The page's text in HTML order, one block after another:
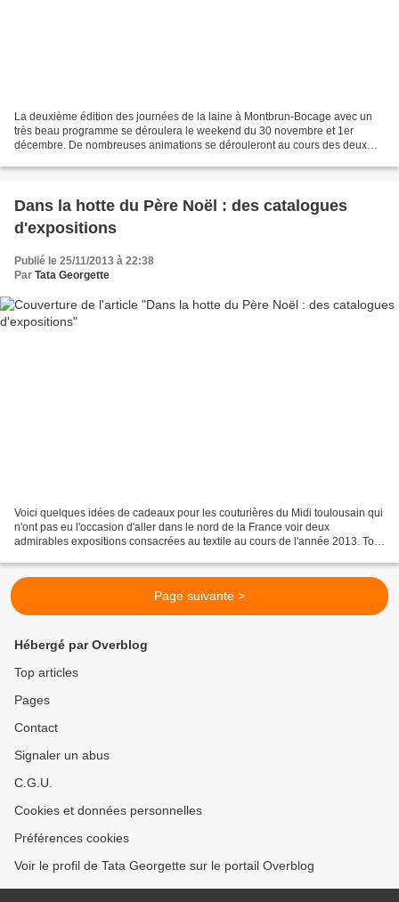
La deuxième édition des journées de la laine à Montbrun-Bocage avec un
très beau programme se déroulera le weekend du 30 novembre et 1er
décembre. De nombreuses animations se dérouleront au cours des deux
Dans la hotte du Père Noël : des catalogues
d'expositions
Publié le 25/11/2013 à 22:38
Par Tata Georgette
Voici quelques idées de cadeaux pour les couturières du Midi toulousain qui
n'ont pas eu l'occasion d'aller dans le nord de la France voir deux
admirables expositions consacrées au textile au cours de l'année 2013. Tout
Page suivante >
Hébergé par Overblog
Top articles
Pages
Contact
Signaler un abus
C.G.U.
Cookies et données personnelles
Préférences cookies
Voir le profil de Tata Georgette sur le portail Overblog